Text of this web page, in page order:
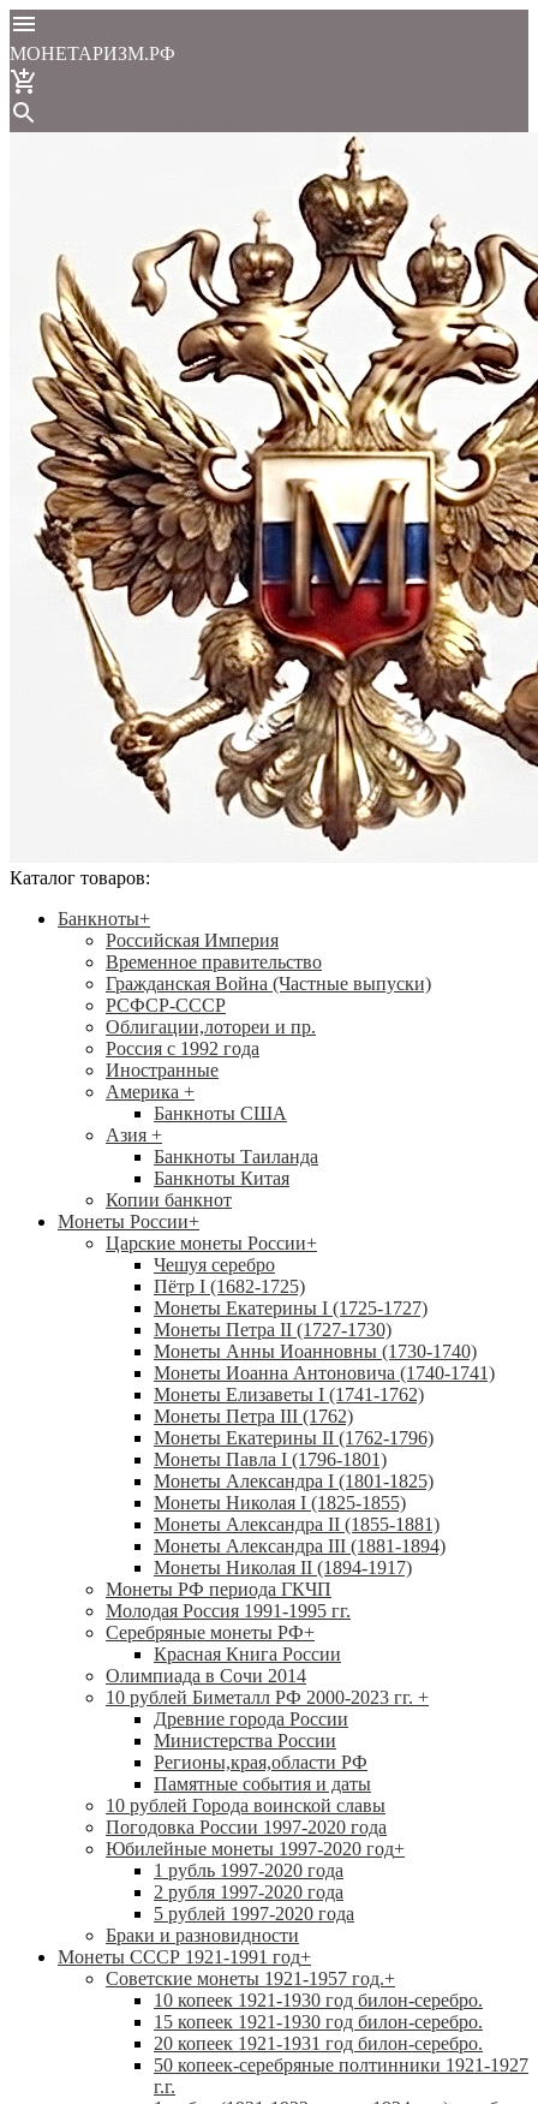
МОНЕТАРИЗМ.РФ
Каталог товаров:
Банкноты+
Российская Империя
Временное правительство
Гражданская Война (Частные выпуски)
РСФСР-СССР
Облигации,лотореи и пр.
Россия с 1992 года
Иностранные
Америка +
Банкноты США
Азия +
Банкноты Таиланда
Банкноты Китая
Копии банкнот
Монеты России+
Царские монеты России+
Чешуя серебро
Пётр I (1682-1725)
Монеты Екатерины I (1725-1727)
Монеты Петра II (1727-1730)
Монеты Анны Иоанновны (1730-1740)
Монеты Иоанна Антоновича (1740-1741)
Монеты Елизаветы I (1741-1762)
Монеты Петра III (1762)
Монеты Екатерины II (1762-1796)
Монеты Павла I (1796-1801)
Монеты Александра I (1801-1825)
Монеты Николая I (1825-1855)
Монеты Александра II (1855-1881)
Монеты Александра III (1881-1894)
Монеты Николая II (1894-1917)
Монеты РФ периода ГКЧП
Молодая Россия 1991-1995 гг.
Серебряные монеты РФ+
Красная Книга России
Олимпиада в Сочи 2014
10 рублей Биметалл РФ 2000-2023 гг. +
Древние города России
Министерства России
Регионы,края,области РФ
Памятные события и даты
10 рублей Города воинской славы
Погодовка России 1997-2020 года
Юбилейные монеты 1997-2020 год+
1 рубль 1997-2020 года
2 рубля 1997-2020 года
5 рублей 1997-2020 года
Браки и разновидности
Монеты СССР 1921-1991 год+
Советские монеты 1921-1957 год.+
10 копеек 1921-1930 год билон-серебро.
15 копеек 1921-1930 год билон-серебро.
20 копеек 1921-1931 год билон-серебро.
50 копеек-серебряные полтинники 1921-1927
г.г.